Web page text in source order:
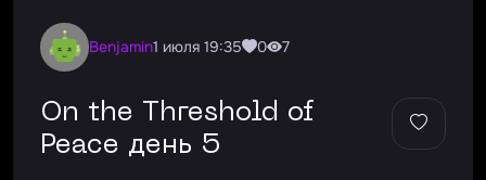
Benjamin1 июля 19:35 0 7
On the Threshold of
Peace день 5